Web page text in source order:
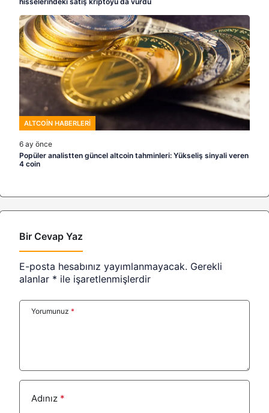
ALTCOIN HABERLERI
6 ay önce
Popüler analistten güncel altcoin tahminleri: Yükseliş sinyali veren
4 coin
Bir Cevap Yaz
E-posta hesabınız yayımlanmayacak. Gerekli
alanlar * ile işaretlenmişlerdir
Yorumunuz *
Adınız *